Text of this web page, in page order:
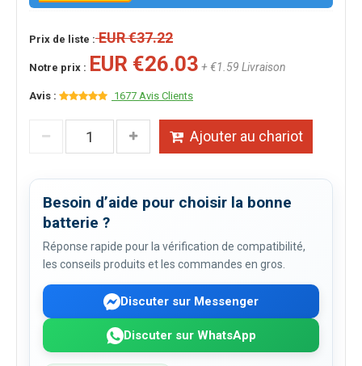
Prix de liste :EUR €37.22
Notre prix : EUR €26.03 + €1.59 Livraison
Avis : 1677 Avis Clients
Ajouter au chariot
Besoin d’aide pour choisir la bonne
batterie ?
Réponse rapide pour la vérification de compatibilité,
les conseils produits et les commandes en gros.
Discuter sur Messenger
Discuter sur WhatsApp